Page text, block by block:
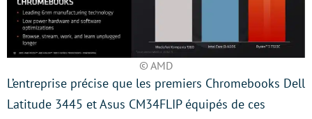
© AMD
L’entreprise précise que les premiers Chromebooks Dell
Latitude 3445 et Asus CM34FLIP équipés de ces